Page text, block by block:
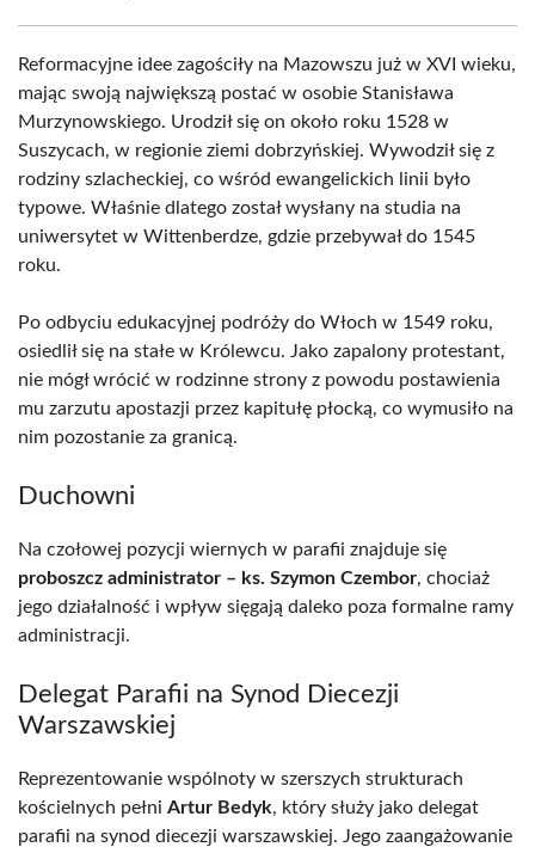
Reformacyjne idee zagościły na Mazowszu już w XVI wieku,
mając swoją największą postać w osobie Stanisława
Murzynowskiego. Urodził się on około roku 1528 w
Suszycach, w regionie ziemi dobrzyńskiej. Wywodził się z
rodziny szlacheckiej, co wśród ewangelickich linii było
typowe. Właśnie dlatego został wysłany na studia na
uniwersytet w Wittenberdze, gdzie przebywał do 1545
roku.
Po odbyciu edukacyjnej podróży do Włoch w 1549 roku,
osiedlił się na stałe w Królewcu. Jako zapalony protestant,
nie mógł wrócić w rodzinne strony z powodu postawienia
mu zarzutu apostazji przez kapitułę płocką, co wymusiło na
nim pozostanie za granicą.
Duchowni
Na czołowej pozycji wiernych w parafii znajduje się
proboszcz administrator – ks. Szymon Czembor, chociaż
jego działalność i wpływ sięgają daleko poza formalne ramy
administracji.
Delegat Parafii na Synod Diecezji
Warszawskiej
Reprezentowanie wspólnoty w szerszych strukturach
kościelnych pełni Artur Bedyk, który służy jako delegat
parafii na synod diecezji warszawskiej. Jego zaangażowanie